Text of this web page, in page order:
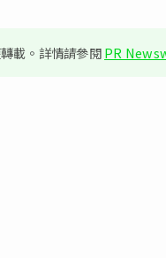
載。詳情請參閱PR